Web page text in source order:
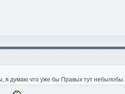
я думаю что уже бы Правых тут небылобы.